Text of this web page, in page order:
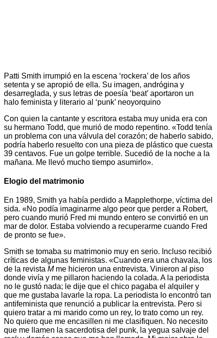
Patti Smith irrumpió en la escena ‘rockera’ de los años
setenta y se apropió de ella. Su imagen, andrógina y
desarreglada, y sus letras de poesía ‘beat’ aportaron un
halo feminista y literario al ‘punk’ neoyorquino
Con quien la cantante y escritora estaba muy unida era con
su hermano Todd, que murió de modo repentino. «Todd tenía
un problema con una válvula del corazón; de haberlo sabido,
podría haberlo resuelto con una pieza de plástico que cuesta
39 centavos. Fue un golpe terrible. Sucedió de la noche a la
mañana. Me llevó mucho tiempo asumirlo».
Elogio del matrimonio
En 1989, Smith ya había perdido a Mapplethorpe, víctima del
sida. «No podía imaginarme algo peor que perder a Robert,
pero cuando murió Fred mi mundo entero se convirtió en un
mar de dolor. Estaba volviendo a recuperarme cuando Fred
de pronto se fue».
Smith se tomaba su matrimonio muy en serio. Incluso recibió
críticas de algunas feministas. «Cuando era una chavala, los
de la revista Mme hicieron una entrevista. Vinieron al piso
donde vivía y me pillaron haciendo la colada. A la periodista
no le gustó nada; le dije que el chico pagaba el alquiler y
que me gustaba lavarle la ropa. La periodista lo encontró tan
antifeminista que renunció a publicar la entrevista. Pero si
quiero tratar a mi marido como un rey, lo trato como un rey.
No quiero que me encasillen ni me clasifiquen. No necesito
que me llamen la sacerdotisa del punk, la yegua salvaje del